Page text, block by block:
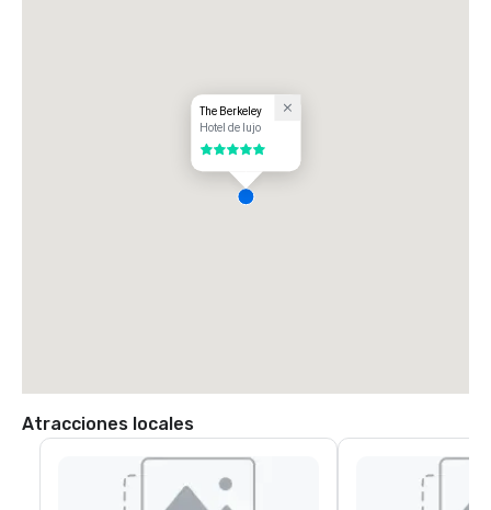
The Berkeley
Hotel de lujo
5 de 5
Atracciones locales